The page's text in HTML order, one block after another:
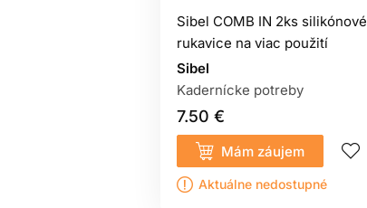
Sibel COMB IN 2ks silikónové
rukavice na viac použití
Sibel
Kadernícke potreby
7.50 €
Mám záujem
Aktuálne nedostupné